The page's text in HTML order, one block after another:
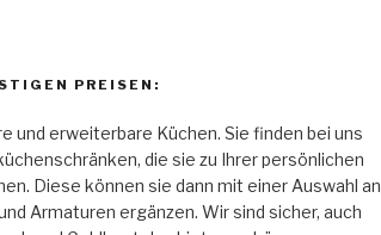
PREISEN:
und erweiterbare Küchen. Sie finden bei uns
die sie zu Ihrer persönlichen
Diese können sie dann mit einer Auswahl an
Armaturen ergänzen. Wir sind sicher, auch